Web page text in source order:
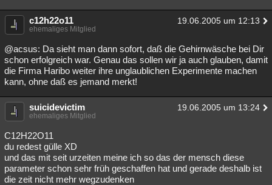
c12h22o11 19.06.2005 um 12:13
ehemaliges Mitglied
@acsus: Da sieht man dann sofort, daß die Gehirnwäsche bei Dir
schon erfolgreich war. Genau das sollen wir ja auch glauben, damit
die Firma Haribo weiter ihre unglaublichen Experimente machen
kann, ohne daß es jemand merkt!
suicidevictim 19.06.2005 um 13:24
ehemaliges Mitglied
C12H22O11
du redest gülle XD
und das mit seit urzeiten meine ich so das der mensch diese
parameter schon sehr früh geschaffen hat und gerade deshalb ist
die zeit nicht mehr wegzudenken